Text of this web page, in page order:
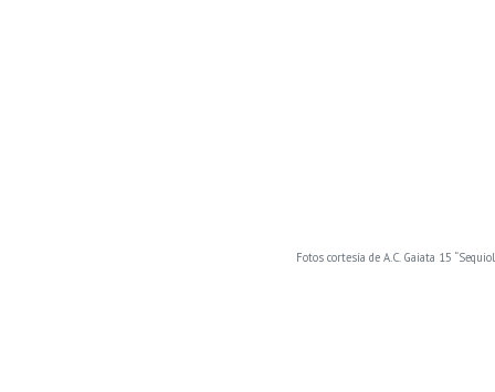
Fotos cortesía de A.C. Gaiata 15